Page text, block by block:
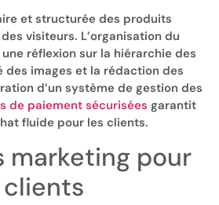
et structurée des produits
visiteurs. L’organisation du
réflexion sur la hiérarchie des
des images et la rédaction des
d’un système de gestion des
de paiement sécurisées garantit
fluide pour les clients.
marketing pour